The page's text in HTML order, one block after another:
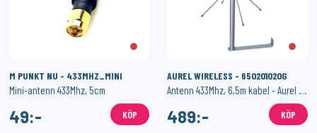
M PUNKT NU - 433MHZ_MINI
Mini-antenn 433Mhz, 5cm
49:- KÖP
AUREL WIRELESS - 650201020G
Antenn 433Mhz, 6,5m kabel - Aurel GP 433
489:- KÖP